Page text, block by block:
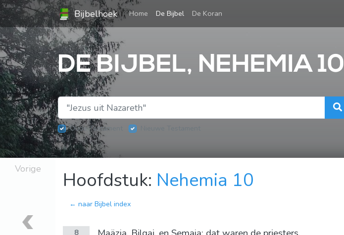
Bijbelhoek Home (current)
De Bijbel De Koran
DE BIJBEL, NEHEMIA 10
Oude Testament
Vorige Hoofdstuk: Nehemia 10
← naar Bijbel index
8